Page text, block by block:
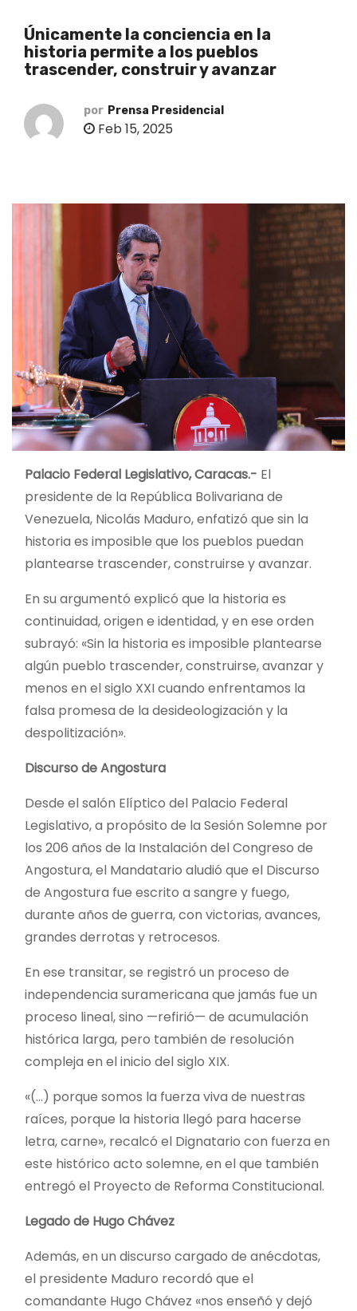
Únicamente la conciencia en la
historia permite a los pueblos
trascender, construir y avanzar
por Prensa Presidencial
Feb 15, 2025
Palacio Federal Legislativo, Caracas.- El
presidente de la República Bolivariana de
Venezuela, Nicolás Maduro, enfatizó que sin la
historia es imposible que los pueblos puedan
plantearse trascender, construirse y avanzar.
En su argumentó explicó que la historia es
continuidad, origen e identidad, y en ese orden
subrayó: «Sin la historia es imposible plantearse
algún pueblo trascender, construirse, avanzar y
menos en el siglo XXI cuando enfrentamos la
falsa promesa de la desideologización y la
despolitización».
Discurso de Angostura
Desde el salón Elíptico del Palacio Federal
Legislativo, a propósito de la Sesión Solemne por
los 206 años de la Instalación del Congreso de
Angostura, el Mandatario aludió que el Discurso
de Angostura fue escrito a sangre y fuego,
durante años de guerra, con victorias, avances,
grandes derrotas y retrocesos.
En ese transitar, se registró un proceso de
independencia suramericana que jamás fue un
proceso lineal, sino —refirió— de acumulación
histórica larga, pero también de resolución
compleja en el inicio del siglo XIX.
«(…) porque somos la fuerza viva de nuestras
raíces, porque la historia llegó para hacerse
letra, carne», recalcó el Dignatario con fuerza en
este histórico acto solemne, en el que también
entregó el Proyecto de Reforma Constitucional.
Legado de Hugo Chávez
Además, en un discurso cargado de anécdotas,
el presidente Maduro recordó que el
comandante Hugo Chávez «nos enseñó y dejó